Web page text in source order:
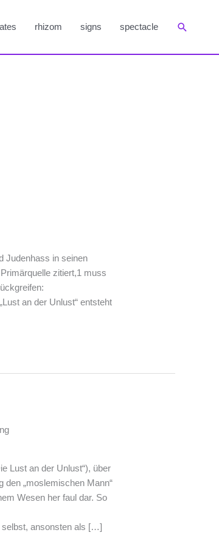
rhizom signs spectacle Suchen
Judenhass in seinen
zitiert,1 muss
an der Unlust“ entsteht
Lust an der Unlust“), über
„moslemischen Mann“
Wesen her faul dar. So
selbst, ansonsten als […]